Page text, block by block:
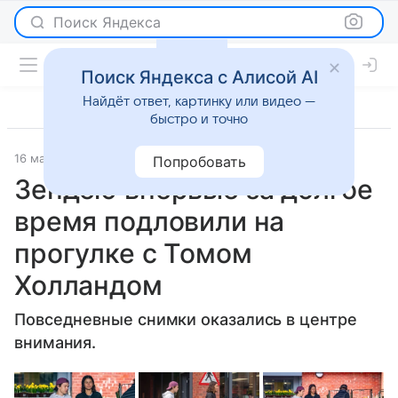
Поиск Яндекса
16 марта 2023 Светская жизнь
Зендею впервые за долгое
время подловили на
прогулке с Томом
Холландом
Повседневные снимки оказались в центре
внимания.
Поиск Яндекса с Алисой AI
Найдёт ответ, картинку или видео —
быстро и точно
Попробовать